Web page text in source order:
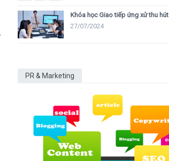
Khóa học Giao tiếp ứng xử thu hút
27/07/2024
PR & Marketing